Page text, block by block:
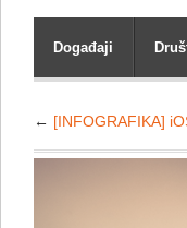
Događaji
← [INFOGRAFIKA]